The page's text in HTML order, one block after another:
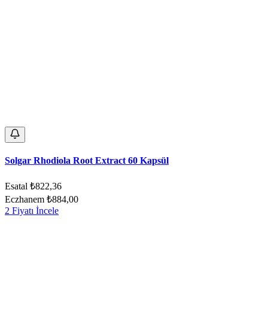
Solgar Rhodiola Root Extract 60 Kapsül
Esatal ₺822,36
Eczhanem ₺884,00
2 Fiyatı İncele